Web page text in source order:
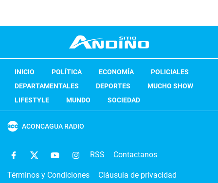
INICIO POLÍTICA ECONOMÍA
POLICIALES
DEPARTAMENTALES
DEPORTES
MUCHO SHOW
LIFESTYLE
MUNDO SOCIEDAD
ACONCAGUA RADIO
RSS Contactanos
Términos y Condiciones Cláusula de privacidad